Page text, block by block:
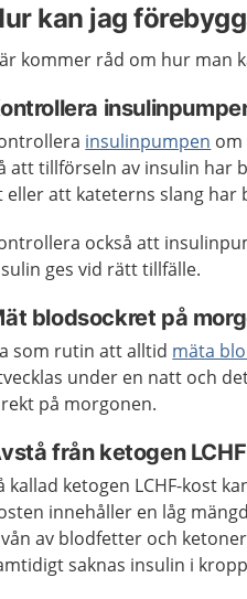
kan jag
kommer råd om hur man
insulinpumpen om
att tillförseln av insulin har
eller att kateterns slang har
också att
ges vid rätt tillfälle.
blodsockret på
som rutin att alltid mäta
under en natt och
på morgonen.
från ketogen
kallad ketogen LCHF-kost
innehåller en låg
av blodfetter och
saknas insulin i